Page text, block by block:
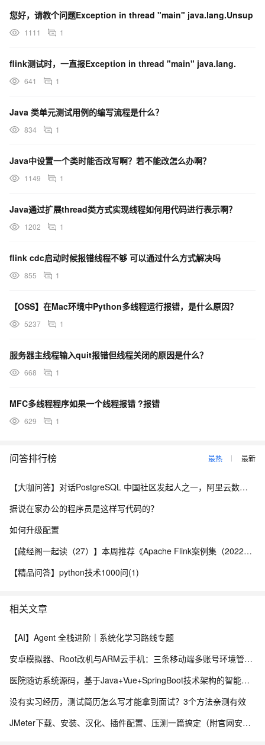
您好，请教个问题Exception in thread "main" java.lang.Unsup
1111 1
flink测试时，一直报Exception in thread "main" java.lang.
641 1
Java 类单元测试用例的编写流程是什么？
834 1
Java中设置一个类时能否改写啊？若不能改怎么办啊？
1149 1
Java通过扩展thread类方式实现线程如何用代码进行表示啊？
1202 1
flink cdc启动时候报错线程不够 可以通过什么方式解决吗
855 1
【OSS】在Mac环境中Python多线程运行报错，是什么原因？
5237 1
服务器主线程输入quit报错但线程关闭的原因是什么？
668 1
MFC多线程程序如果一个线程报错 ?报错
629 1
问答排行榜 最热 最新
【大咖问答】对话PostgreSQL 中国社区发起人之一，阿里云数据库高级专家 德哥
据说在家办公的程序员是这样写代码的？
如何升级配置
【藏经阁一起读（27）】本周推荐《Apache Flink案例集（2022版）》，你有哪些心得？
【精品问答】python技术1000问(1)
相关文章
【AI】Agent 全栈进阶｜系统化学习路线专题
安卓模拟器、Root改机与ARM云手机：三条移动端多账号环境管理路径的工程实测手记
医院随访系统源码，基于Java+Vue+SpringBoot技术架构的智能化管理平台
没有实习经历，测试简历怎么写才能拿到面试？3个方法亲测有效
JMeter下载、安装、汉化、插件配置、压测一篇搞定（附官网安装包）